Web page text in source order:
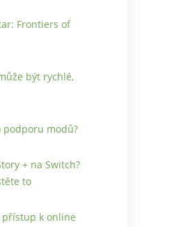
Frontiers of
být rychlé,
podporu modů?
+ na Switch?
to
přístup k online